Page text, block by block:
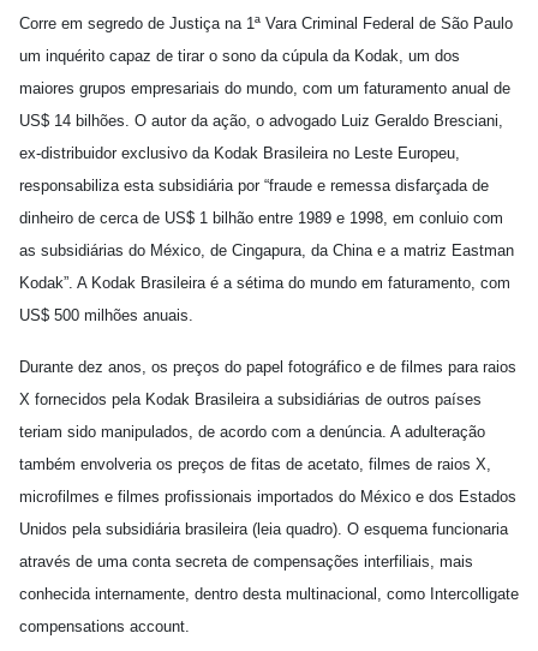
Corre em segredo de Justiça na 1ª Vara Criminal Federal de São Paulo
um inquérito capaz de tirar o sono da cúpula da Kodak, um dos
maiores grupos empresariais do mundo, com um faturamento anual de
US$ 14 bilhões. O autor da ação, o advogado Luiz Geraldo Bresciani,
ex-distribuidor exclusivo da Kodak Brasileira no Leste Europeu,
responsabiliza esta subsidiária por “fraude e remessa disfarçada de
dinheiro de cerca de US$ 1 bilhão entre 1989 e 1998, em conluio com
as subsidiárias do México, de Cingapura, da China e a matriz Eastman
Kodak”. A Kodak Brasileira é a sétima do mundo em faturamento, com
US$ 500 milhões anuais.
Durante dez anos, os preços do papel fotográfico e de filmes para raios
X fornecidos pela Kodak Brasileira a subsidiárias de outros países
teriam sido manipulados, de acordo com a denúncia. A adulteração
também envolveria os preços de fitas de acetato, filmes de raios X,
microfilmes e filmes profissionais importados do México e dos Estados
Unidos pela subsidiária brasileira (leia quadro). O esquema funcionaria
através de uma conta secreta de compensações interfiliais, mais
conhecida internamente, dentro desta multinacional, como Intercolligate
compensations account.